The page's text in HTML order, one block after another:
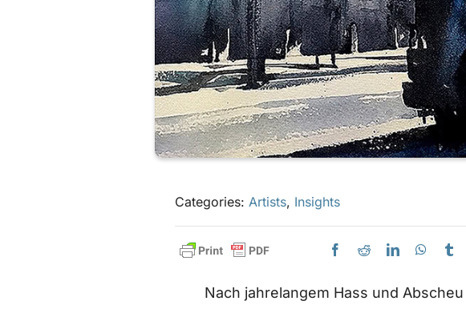
Categories:Artists, Insights
Nach jahrelangem Hass und